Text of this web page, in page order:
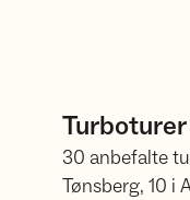
30 anbefalte
Tønsberg, 10 i